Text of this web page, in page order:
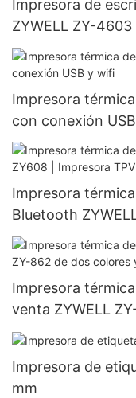
Impresora de
ZYWELL ZY-
Impresora
con conexión
Impresora
Bluetooth
de alta velocidad
Impresora
venta ZYWELL
Impresora de
mm